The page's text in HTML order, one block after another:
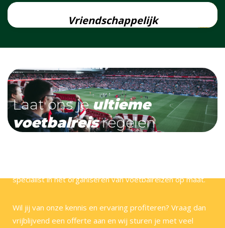
Vriendschappelijk
Laat ons jeultieme
voetbalreisregelen
specialist in het organiseren van voetbalreizen op maat.
Wil jij van onze kennis en ervaring profiteren? Vraag dan
vrijblijvend een offerte aan en wij sturen je met veel